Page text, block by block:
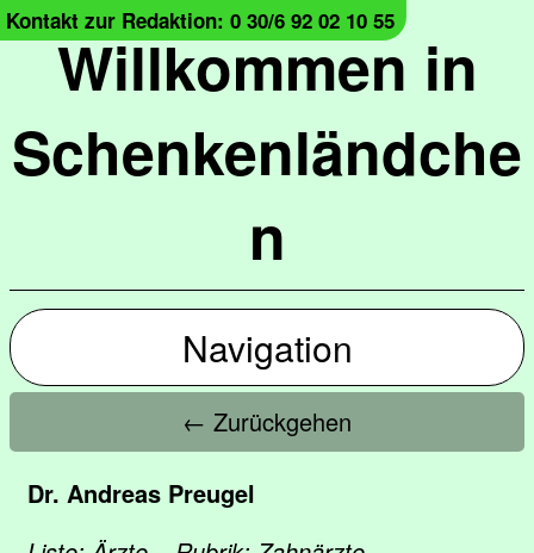
Willkommen in
Schenkenländche
n
Kontakt zur Redaktion: 0 30/6 92 02 10 55
Navigation
← Zurückgehen
Dr. Andreas Preugel